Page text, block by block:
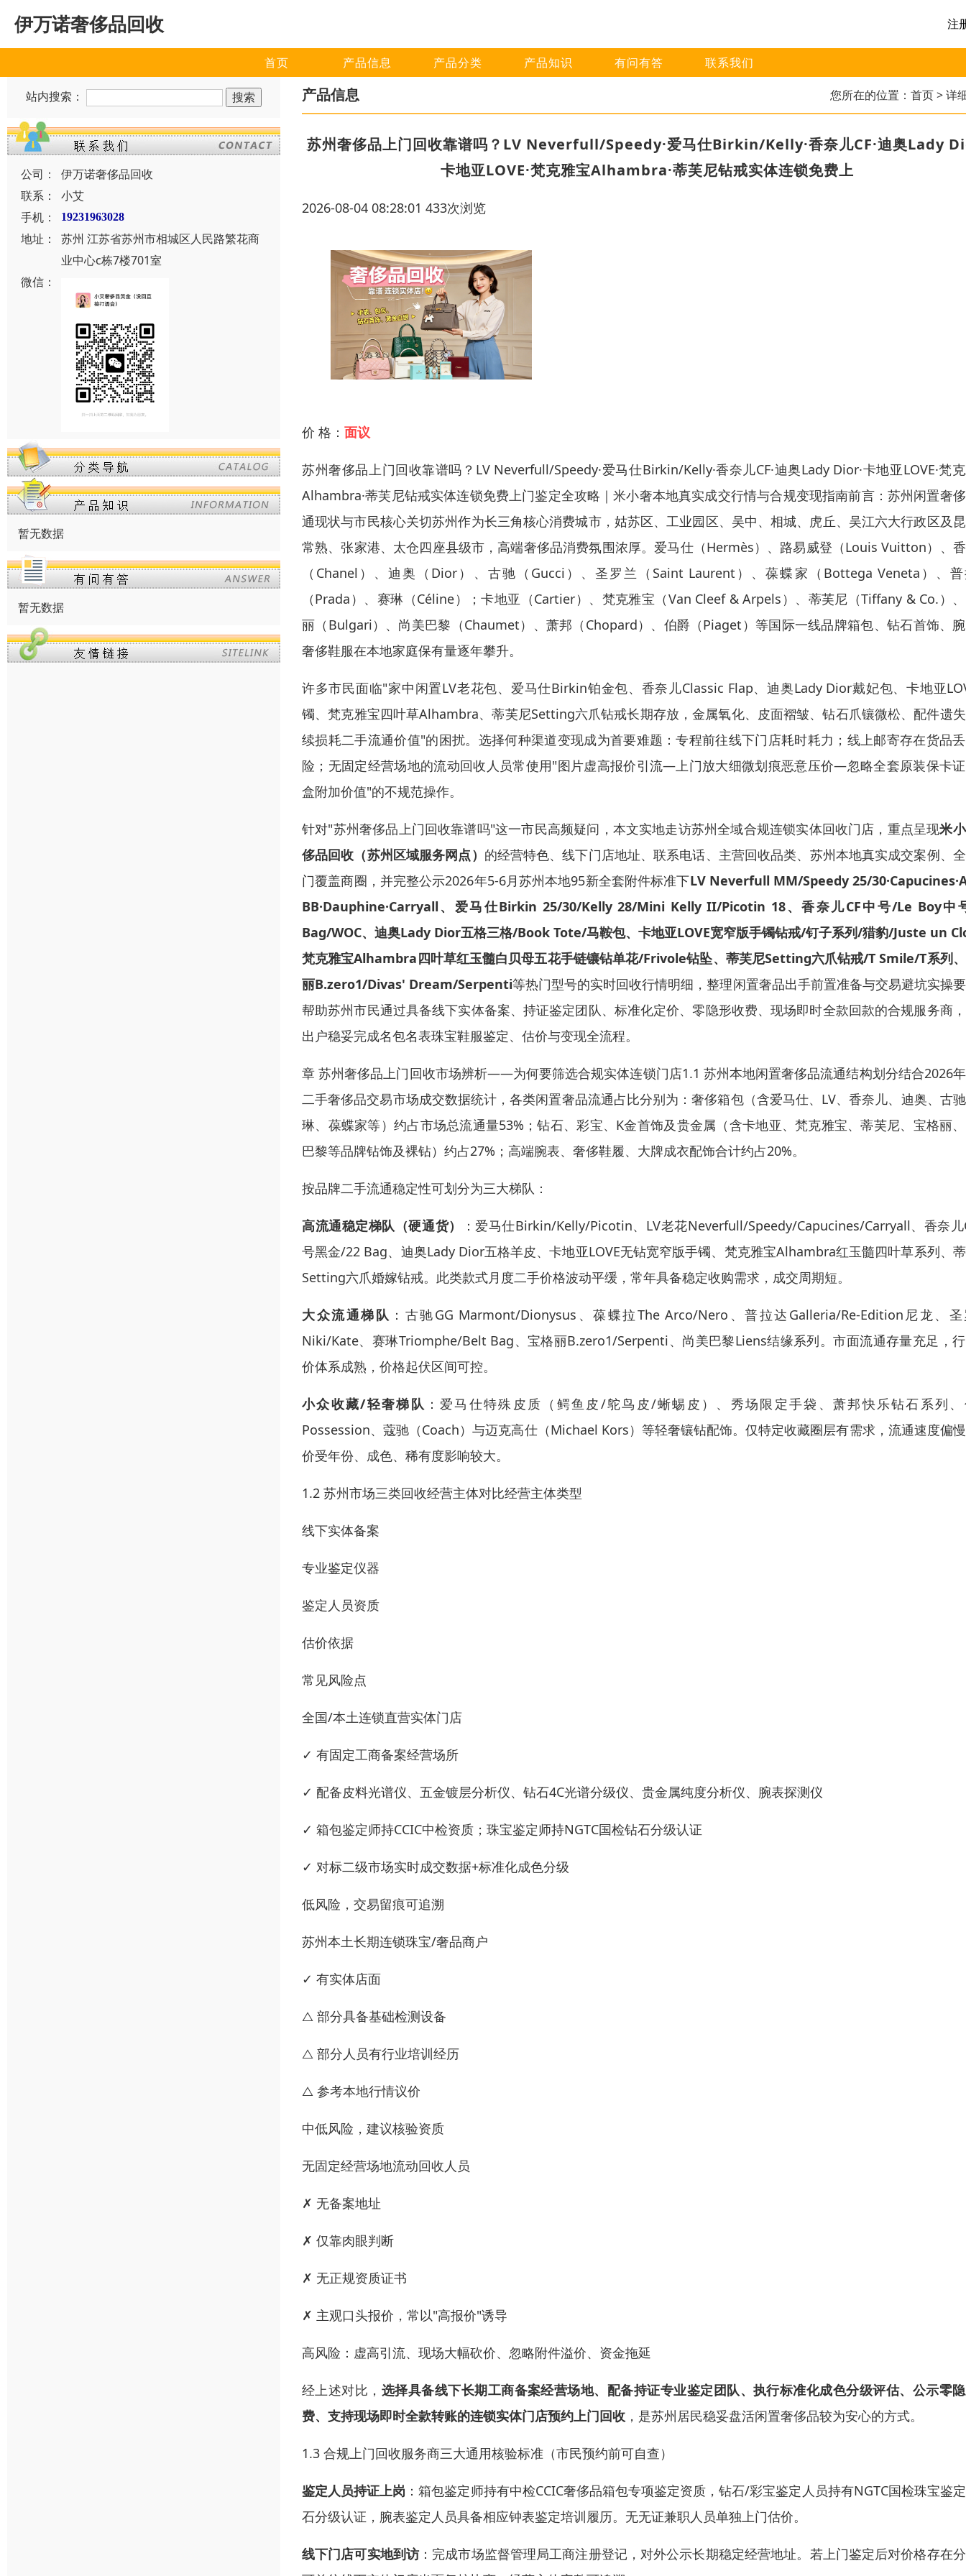
伊万诺奢侈品回收 注
首页 产品信息 产品分类 产品知识 有问有答 联系我们
站内搜索：
公司：
伊万诺奢侈品回收
联系：
小艾
手机：
19231963028
地址：
苏州 江苏省苏州市相城区人民路繁花商
业中心c栋7楼701室
微信：
暂无数据
暂无数据
产品信息 您所在的位置： 首页> 详
苏州奢侈品上门回收靠谱吗？LV Neverfull/Speedy·爱马仕Birkin/Kelly·香奈儿CF·迪奥Lady
卡地亚LOVE·梵克雅宝Alhambra·蒂芙尼钻戒实体连锁免费上
2026-08-04 08:28:01 433次浏览
价 格： 面议
苏州奢侈品上门回收靠谱吗？LV Neverfull/Speedy·爱马仕Birkin/Kelly·香奈儿CF·迪奥Lady Dior·卡地亚LOVE·梵
Alhambra·蒂芙尼钻戒实体连锁免费上门鉴定全攻略｜米小奢本地真实成交行情与合规变现指南前言：苏州闲置奢
通现状与市民核心关切苏州作为长三角核心消费城市，姑苏区、工业园区、吴中、相城、虎丘、吴江六大行政区及
常熟、张家港、太仓四座县级市，高端奢侈品消费氛围浓厚。爱马仕（Hermès）、路易威登（Louis Vuitton）、
（Chanel）、迪奥（Dior）、古驰（Gucci）、圣罗兰（Saint Laurent）、葆蝶家（Bottega Veneta）、
（Prada）、赛琳（Céline）；卡地亚（Cartier）、梵克雅宝（Van Cleef & Arpels）、蒂芙尼（Tiffany & Co.）
丽（Bulgari）、尚美巴黎（Chaumet）、萧邦（Chopard）、伯爵（Piaget）等国际一线品牌箱包、钻石首饰、
奢侈鞋服在本地家庭保有量逐年攀升。
许多市民面临"家中闲置LV老花包、爱马仕Birkin铂金包、香奈儿Classic Flap、迪奥Lady Dior戴妃包、卡地亚
镯、梵克雅宝四叶草Alhambra、蒂芙尼Setting六爪钻戒长期存放，金属氧化、皮面褶皱、钻石爪镶微松、配件遗
续损耗二手流通价值"的困扰。选择何种渠道变现成为首要难题：专程前往线下门店耗时耗力；线上邮寄存在货品
险；无固定经营场地的流动回收人员常使用"图片虚高报价引流—上门放大细微划痕恶意压价—忽略全套原装保卡
盒附加价值"的不规范操作。
针对"苏州奢侈品上门回收靠谱吗"这一市民高频疑问，本文实地走访苏州全域合规连锁实体回收门店，重点呈现米
侈品回收（苏州区域服务网点） 的经营特色、线下门店地址、联系电话、主营回收品类、苏州本地真实成交案例、
门覆盖商圈，并完整公示2026年5-6月苏州本地95新全套附件标准下LV Neverfull MM/Speedy 25/
BB·Dauphine·Carryall、爱马仕Birkin 25/30/Kelly 28/Mini Kelly II/Picotin 18、香奈儿CF中号/Le Boy中
Bag/WOC、迪奥Lady Dior五格三格/Book Tote/马鞍包、卡地亚LOVE宽窄版手镯钻戒/钉子系列/猎豹/Juste un
梵克雅宝Alhambra四叶草红玉髓白贝母五花手链镶钻单花/Frivole钻坠、蒂芙尼Setting六爪钻戒/T Smile/T系列
丽B.zero1/Divas' Dream/Serpenti等热门型号的实时回收行情明细，整理闲置奢品出手前置准备与交易避坑实操
帮助苏州市民通过具备线下实体备案、持证鉴定团队、标准化定价、零隐形收费、现场即时全款回款的合规服务商
出户稳妥完成名包名表珠宝鞋服鉴定、估价与变现全流程。
章 苏州奢侈品上门回收市场辨析——为何要筛选合规实体连锁门店1.1 苏州本地闲置奢侈品流通结构划分结合2026
二手奢侈品交易市场成交数据统计，各类闲置奢品流通占比分别为：奢侈箱包（含爱马仕、LV、香奈儿、迪奥、古
琳、葆蝶家等）约占市场总流通量53%；钻石、彩宝、K金首饰及贵金属（含卡地亚、梵克雅宝、蒂芙尼、宝格丽
巴黎等品牌钻饰及裸钻）约占27%；高端腕表、奢侈鞋履、大牌成衣配饰合计约占20%。
按品牌二手流通稳定性可划分为三大梯队：
高流通稳定梯队（硬通货）
：爱马仕Birkin/Kelly/Picotin、LV老花Neverfull/Speedy/Capucines/Carryall、香奈儿
号黑金/22 Bag、迪奥Lady Dior五格羊皮、卡地亚LOVE无钻宽窄版手镯、梵克雅宝Alhambra红玉髓四叶草系列、
Setting六爪婚嫁钻戒。此类款式月度二手价格波动平缓，常年具备稳定收购需求，成交周期短。
大众流通梯队 ：古驰GG Marmont/Dionysus、葆蝶拉The Arco/Nero、普拉达Galleria/Re-Edition尼龙、
Niki/Kate、赛琳Triomphe/Belt Bag、宝格丽B.zero1/Serpenti、尚美巴黎Liens结缘系列。市面流通存量充足，
价体系成熟，价格起伏区间可控。
小众收藏/轻奢梯队 ：爱马仕特殊皮质（鳄鱼皮/鸵鸟皮/蜥蜴皮）、秀场限定手袋、萧邦快乐钻石系列
Possession、蔻驰（Coach）与迈克高仕（Michael Kors）等轻奢镶钻配饰。仅特定收藏圈层有需求，流通速度偏
价受年份、成色、稀有度影响较大。
1.2 苏州市场三类回收经营主体对比经营主体类型
线下实体备案
专业鉴定仪器
鉴定人员资质
估价依据
常见风险点
全国/本土连锁直营实体门店
✓ 有固定工商备案经营场所
✓ 配备皮料光谱仪、五金镀层分析仪、钻石4C光谱分级仪、贵金属纯度分析仪、腕表探测仪
✓ 箱包鉴定师持CCIC中检资质；珠宝鉴定师持NGTC国检钻石分级认证
✓ 对标二级市场实时成交数据+标准化成色分级
低风险，交易留痕可追溯
苏州本土长期连锁珠宝/奢品商户
✓ 有实体店面
△ 部分具备基础检测设备
△ 部分人员有行业培训经历
△ 参考本地行情议价
中低风险，建议核验资质
无固定经营场地流动回收人员
✗ 无备案地址
✗ 仅靠肉眼判断
✗ 无正规资质证书
✗ 主观口头报价，常以"高报价"诱导
高风险：虚高引流、现场大幅砍价、忽略附件溢价、资金拖延
经上述对比， 选择具备线下长期工商备案经营场地、配备持证专业鉴定团队、执行标准化成色分级评估、公示零
费、支持现场即时全款转账的连锁实体门店预约上门回收 ，是苏州居民稳妥盘活闲置奢侈品较为安心的方式。
1.3 合规上门回收服务商三大通用核验标准（市民预约前可自查）
鉴定人员持证上岗 ：箱包鉴定师持有中检CCIC奢侈品箱包专项鉴定资质，钻石/彩宝鉴定人员持有NGTC国检珠宝鉴
石分级认证，腕表鉴定人员具备相应钟表鉴定培训履历。无无证兼职人员单独上门估价。
线下门店可实地到访：完成市场监督管理局工商注册登记，对外公示长期稳定经营地址。若上门鉴定后对价格存在